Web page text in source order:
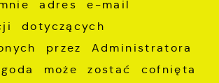
adres e-mail
dotyczących
przez Administratora
może zostać cofnięta